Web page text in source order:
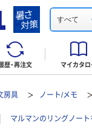
すべて
歴・再注文 マイカタロ
房具 ノート/メモ
マルマンのリングノート